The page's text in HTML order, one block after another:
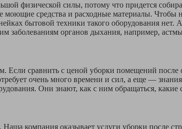
физической силы, потому что придется
моющие средства и расходные материалы.
бытовой техники такого оборудования нет.
заболеваниям органов дыхания, например,
Если сравнить с ценой уборки помещений
очень много времени и сил, а еще —
Они знают, как с ним обращаться, какие
компания оказывает услуги уборки после